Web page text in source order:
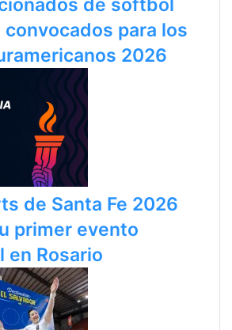
de sóftbol
para los
2026
de Santa Fe 2026
primer evento
en Rosario